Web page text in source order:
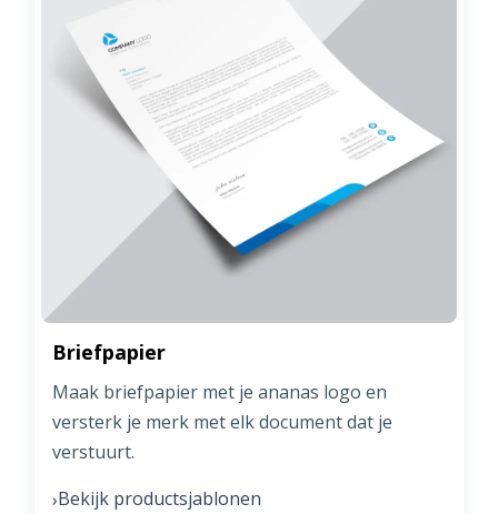
Briefpapier
Maak briefpapier met je ananas logo en
versterk je merk met elk document dat je
verstuurt.
›Bekijk productsjablonen